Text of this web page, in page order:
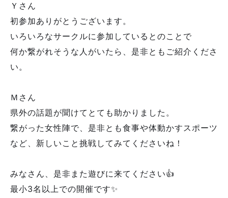
Ｙさん
初参加ありがとうございます。
いろいろなサークルに参加しているとのことで
何か繋がれそうな人がいたら、是非ともご紹介くださ
い。
Ｍさん
県外の話題が聞けてとても助かりました。
繋がった女性陣で、是非とも食事や体動かすスポーツ
など、新しいこと挑戦してみてくださいね！
みなさん、是非また遊びに来てください👍
最小3名以上での開催です✨